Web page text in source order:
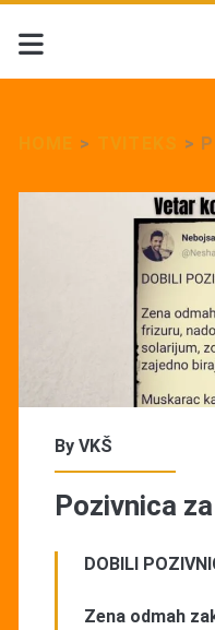
> >
By VKŠ
Pozivnica
DOBILI
Zena odmah